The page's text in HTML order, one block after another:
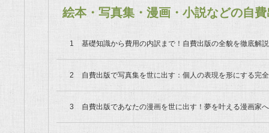
絵本・写真集・漫画・小説などの自
基礎知識から費用の内訳まで！自費出版の全貌を徹底解説
自費出版で写真集を世に出す：個人の表現を形にする完
自費出版であなたの漫画を世に出す！夢を叶える漫画家